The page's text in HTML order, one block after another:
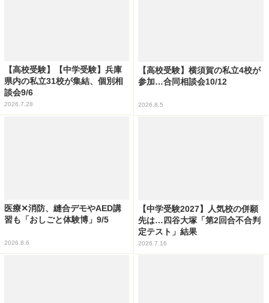
【高校受験】【中学受験】兵庫
県内の私立31校が集結、個別相
談会9/6
2026.7.28
【高校受験】横須賀の私立4校が
参加…合同相談会10/12
2026.8.5
医療✕消防、縫合デモやAED講
習も「おしごと体験博」9/5
2026.8.6
【中学受験2027】人気校の併願
先は…四谷大塚「第2回合不合判
定テスト」結果
2026.7.16